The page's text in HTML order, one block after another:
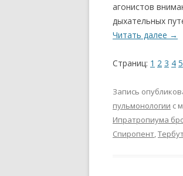
агонистов
дыхательных
Читать далее →
Страниц: 1 2 3 4 5
Запись
пульмонологии с
Ипратропиума
Спиропент,